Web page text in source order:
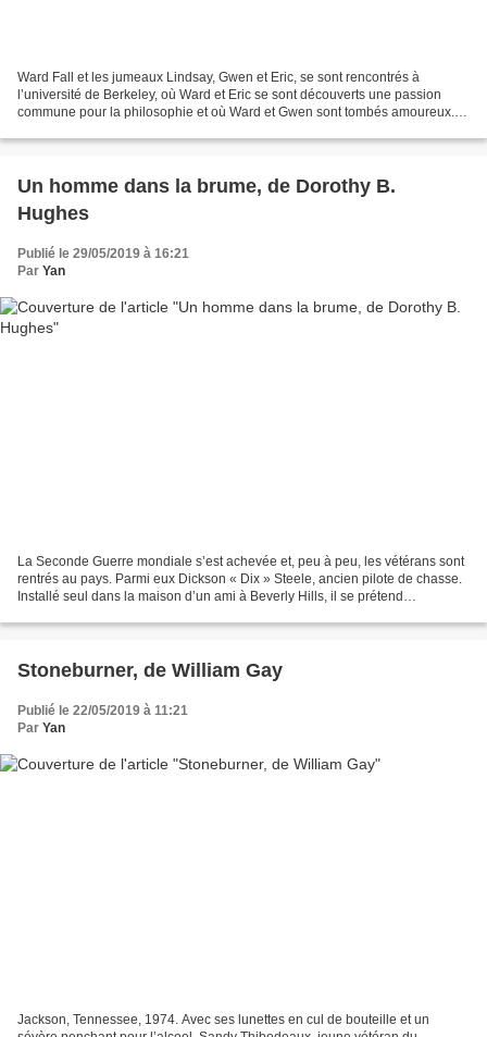
Ward Fall et les jumeaux Lindsay, Gwen et Eric, se sont rencontrés à
l’université de Berkeley, où Ward et Eric se sont découverts une passion
commune pour la philosophie et où Ward et Gwen sont tombés amoureux.
Un homme dans la brume, de Dorothy B.
Hughes
Publié le 29/05/2019 à 16:21
Par Yan
La Seconde Guerre mondiale s’est achevée et, peu à peu, les vétérans sont
rentrés au pays. Parmi eux Dickson « Dix » Steele, ancien pilote de chasse.
Installé seul dans la maison d’un ami à Beverly Hills, il se prétend
Stoneburner, de William Gay
Publié le 22/05/2019 à 11:21
Par Yan
Jackson, Tennessee, 1974. Avec ses lunettes en cul de bouteille et un